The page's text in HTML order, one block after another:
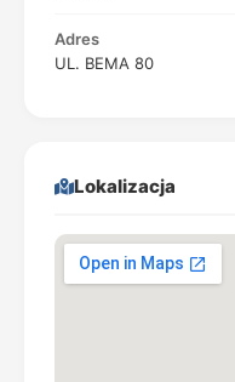
Adres
UL. BEMA 80
Lokalizacja